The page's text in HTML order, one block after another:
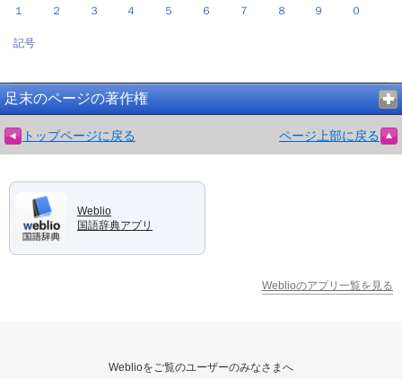
１ ２ ３ ４ ５ ６ ７ ８ ９ ０
記号
足末のページの著作権
トップページに戻る ページ上部に戻る
Weblio
国語辞典アプリ
Weblioのアプリ一覧を見る
Weblioをご覧のユーザーのみなさまへ